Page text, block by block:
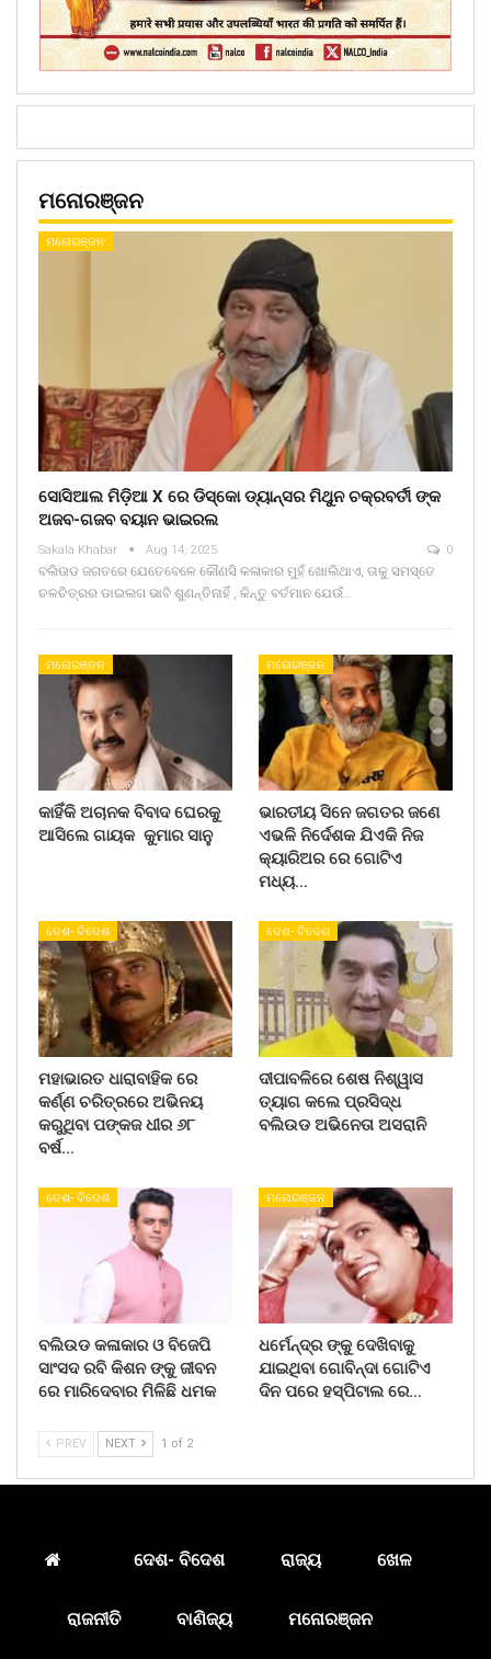
ମନୋରଞ୍ଜନ
ମନୋରଞ୍ଜନ
ସୋସିଆଲ ମିଡ଼ିଆ X ରେ ଡିସ୍କୋ ଡ୍ୟାନ୍ସର ମିଥୁନ ଚକ୍ରବର୍ତୀ ଙ୍କ
ଅଜବ-ଗଜବ ବୟାନ ଭାଇରଲ
Sakala Khabar Aug 14, 2025 0
ବଲିଉଡ ଜଗତରେ ଯେତେବେଳେ କୌଣସି କଳାକାର ମୁହଁ ଖୋଲିଥାଏ, ତାକୁ ସମସ୍ତେ
ଚଳଚିତ୍ରର ଡାଇଲଗ ଭାବି ଶୁଣନ୍ତିନାହିଁ , କିନ୍ତୁ ବର୍ତମାନ ଯେଉଁ…
ମନୋରଞ୍ଜନ
କାହିଁକି ଅଚାନକ ବିବାଦ ଘେରକୁ
ଆସିଲେ ଗାୟକ କୁମାର ସାନୁ
ମନୋରଞ୍ଜନ
ଭାରତୀୟ ସିନେ ଜଗତର ଜଣେ
ଏଭଳି ନିର୍ଦେଶକ ଯିଏକି ନିଜ
କ୍ୟାରିଅର ରେ ଗୋଟିଏ
ମଧ୍ୟ…
ଦେଶ- ବିଦେଶ
ମହାଭାରତ ଧାରାବାହିକ ରେ
କର୍ଣ୍ଣ ଚରିତ୍ରରେ ଅଭିନୟ
କରୁଥିବା ପଙ୍କଜ ଧୀର ୬୮
ବର୍ଷ…
ଦେଶ- ବିଦେଶ
ଦୀପାବଳିରେ ଶେଷ ନିଶ୍ୱାସ
ତ୍ୟାଗ କଲେ ପ୍ରସିଦ୍ଧ
ବଲିଉଡ ଅଭିନେତା ଅସରାନି
ଦେଶ- ବିଦେଶ
ବଲିଉଡ କଳାକାର ଓ ବିଜେପି
ସାଂସଦ ରବି କିଶନ ଙ୍କୁ ଜୀବନ
ରେ ମାରିଦେବାର ମିଳିଛି ଧମକ
ମନୋରଞ୍ଜନ
ଧର୍ମେନ୍ଦ୍ର ଙ୍କୁ ଦେଖିବାକୁ
ଯାଇଥିବା ଗୋବିନ୍ଦା ଗୋଟିଏ
ଦିନ ପରେ ହସ୍ପିଟାଲ ରେ…
PREV NEXT 1 of 2
ଦେଶ- ବିଦେଶ ରାଜ୍ୟ ଖେଳ
ରାଜନୀତି ବାଣିଜ୍ୟ ମନୋରଞ୍ଜନ